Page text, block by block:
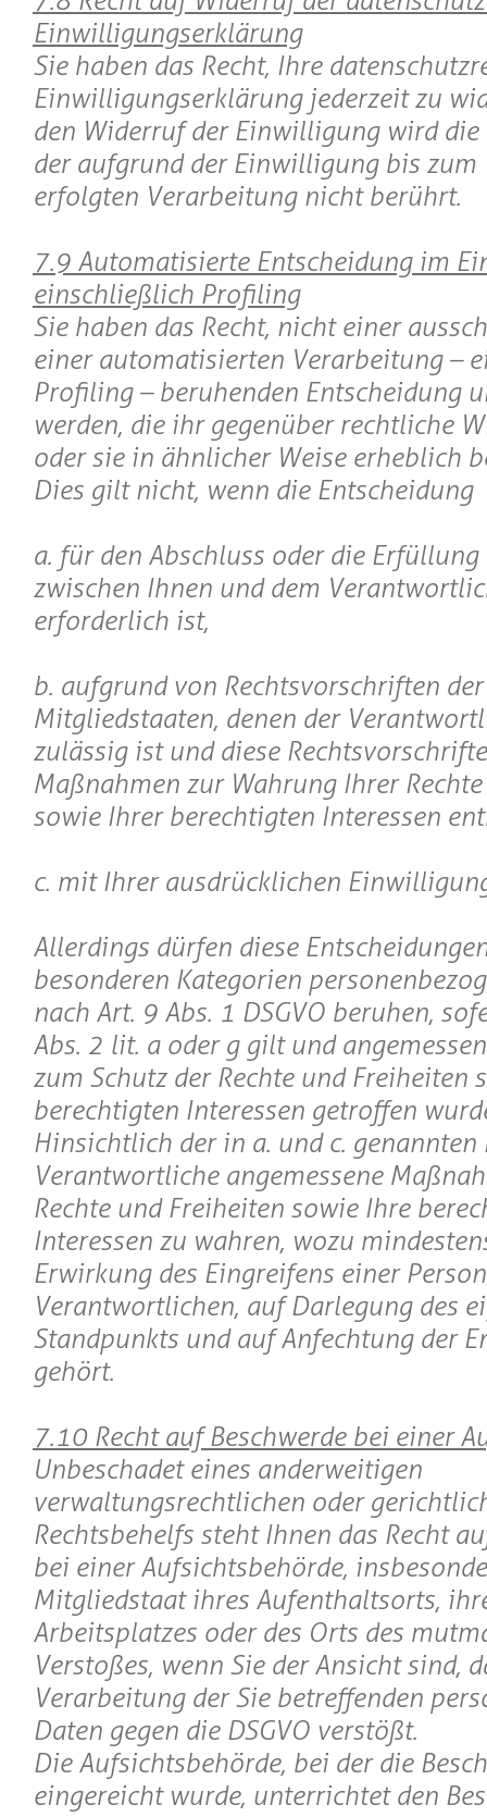
Einwilligungserklärung
Sie haben das Recht, Ihre
Einwilligungserklärung jederzeit zu
den Widerruf der Einwilligung wird die
der aufgrund der Einwilligung bis zum
erfolgten Verarbeitung nicht berührt.
7.9 Automatisierte Entscheidung im
einschließlich Profiling
Sie haben das Recht, nicht einer
einer automatisierten Verarbeitung –
Profiling – beruhenden Entscheidung
werden, die ihr gegenüber rechtliche
oder sie in ähnlicher Weise erheblich
Dies gilt nicht, wenn die Entscheidung
a. für den Abschluss oder die Erfüllung
zwischen Ihnen und dem
erforderlich ist,
b. aufgrund von Rechtsvorschriften
Mitgliedstaaten, denen der
zulässig ist und diese
Maßnahmen zur Wahrung Ihrer
sowie Ihrer berechtigten Interessen
c. mit Ihrer ausdrücklichen
Allerdings dürfen diese
besonderen Kategorien
nach Art. 9 Abs. 1 DSGVO beruhen,
Abs. 2 lit. a oder g gilt und
zum Schutz der Rechte und Freiheiten
berechtigten Interessen getroffen
Hinsichtlich der in a. und c.
Verantwortliche angemessene
Rechte und Freiheiten sowie Ihre
Interessen zu wahren, wozu
Erwirkung des Eingreifens einer
Verantwortlichen, auf Darlegung des
Standpunkts und auf Anfechtung der
gehört.
7.10 Recht auf Beschwerde bei einer
Unbeschadet eines anderweitigen
verwaltungsrechtlichen oder
Rechtsbehelfs steht Ihnen das Recht
bei einer Aufsichtsbehörde,
Mitgliedstaat ihres Aufenthaltsorts,
Arbeitsplatzes oder des Orts des
Verstoßes, wenn Sie der Ansicht sind,
Verarbeitung der Sie betreffenden
Daten gegen die DSGVO verstößt.
Die Aufsichtsbehörde, bei der die
eingereicht wurde, unterrichtet den